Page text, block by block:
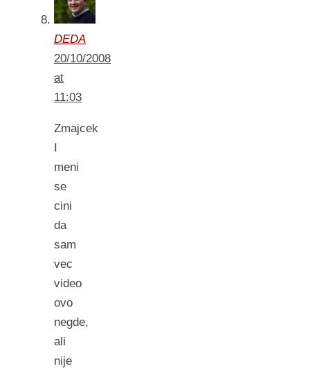
DEDA
20/10/2008
at
11:03
Zmajcek
I
meni
se
cini
da
sam
vec
video
ovo
negde,
ali
nije